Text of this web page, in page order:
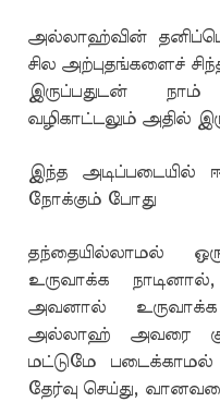
அல்லாஹ்வின்
சில அற்புதங்களைச்
இருப்பதுடன் நாம்
வழிகாட்டலும் அதில்
இந்த அடிப்படையில்
நோக்கும் போது
தந்தையில்லாமல்
உருவாக்க
அவனால் உருவாக்க
அல்லாஹ் அவரை
மட்டுமே
தேர்வு செய்து,